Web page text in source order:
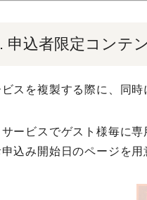
申込者限定コンテ
スを複製する際に、同
サービスでゲスト様毎に
申込み開始日のページを